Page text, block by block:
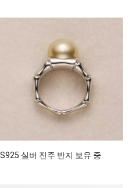
S925 실버 진주 반지 보유 중